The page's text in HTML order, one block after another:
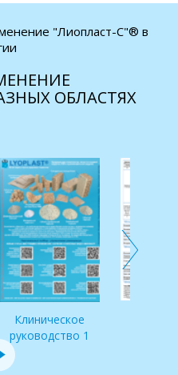
"Лиопласт-С"® в
ОБЛАСТЯХ
Клиническое
руководство 1